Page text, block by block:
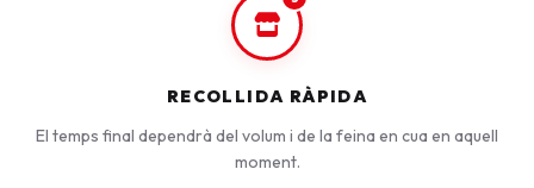
RECOLLIDA RÀPIDA
El temps final dependrà del volum i de la feina en cua en aquell
moment.